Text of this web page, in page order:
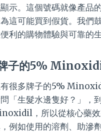
示。這個號碼就像產品
這可能買到假貨。我們
利的購物體驗與可靠的
子的5%
很多牌子的5%
「生髮水邊隻好？」
，所以從核心藥效
例如使用的溶劑、助滲